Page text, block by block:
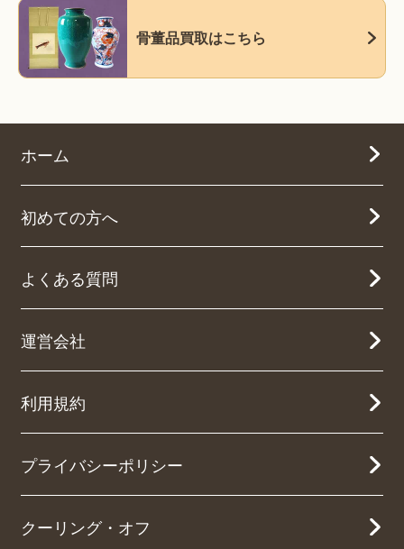
骨董品買取はこちら
ホーム
初めての方へ
よくある質問
運営会社
利用規約
プライバシーポリシー
クーリング・オフ